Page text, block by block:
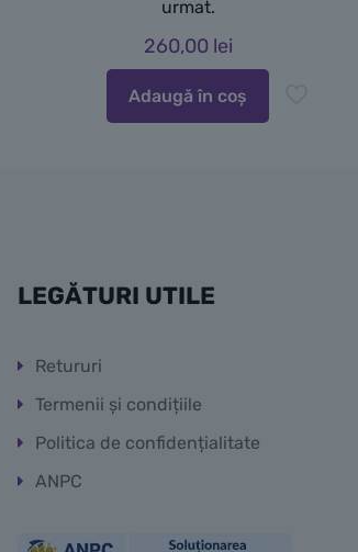
urmat.
260,00 lei
Adaugă în coș
LEGĂTURI UTILE
Retururi
Termenii și condițiile
Politica de confidențialitate
ANPC